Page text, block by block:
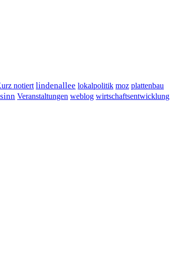
notiert lindenallee lokalpolitik moz plattenbau
Veranstaltungen weblog wirtschaftsentwicklung